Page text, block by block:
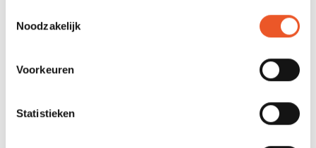
Noodzakelijk
Voorkeuren
Statistieken
de welvaart is in toenemende mate ongelijk verdeeld. Bij
steeds meer mensen bestaat het besef dat zaken hierin
zeer dringend moeten veranderen. In blog 1 zagen we al dat
alles met alles samenhangt. De genoemde globale
onherroepelijk veranderingen met zich mee. Bedrijven
zullen milieuvriendelijker moeten produceren, hun afval